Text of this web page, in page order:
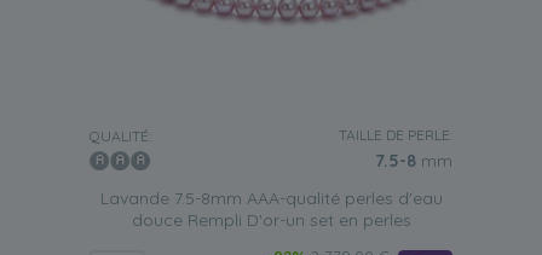
QUALITÉ: TAILLE DE PERLE:
7.5-8 mm
Lavande 7.5-8mm AAA-qualité perles d'eau
douce Rempli D'or-un set en perles